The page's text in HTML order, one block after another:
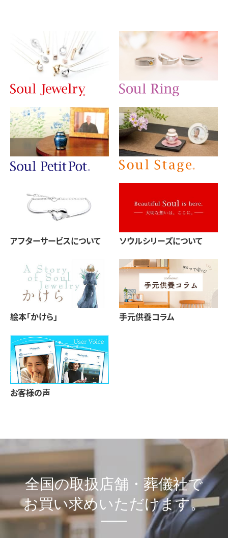
アフターサービスについて ソウルシリーズについて
絵本「かけら」 手元供養コラム
お客様の声
全国の取扱店舗・葬儀社で
お買い求めいただけます。